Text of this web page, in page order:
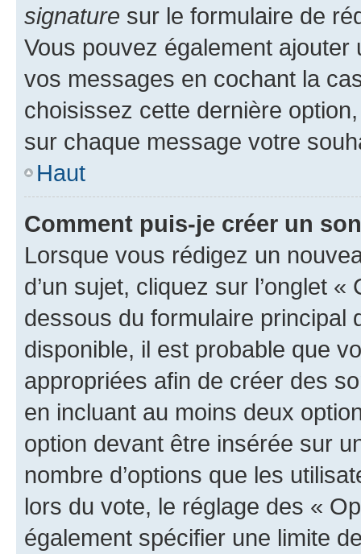
signature sur le formulaire de
Vous pouvez également
vos messages en cochant la
choisissez cette dernière
sur chaque message votre
Haut
Comment puis-je créer un
Lorsque vous rédigez un
d’un sujet, cliquez sur l’onglet
dessous du formulaire principal
disponible, il est probable que
appropriées afin de créer des
en incluant au moins deux
option devant être insérée sur
nombre d’options que les
lors du vote, le réglage des «
également spécifier une limite